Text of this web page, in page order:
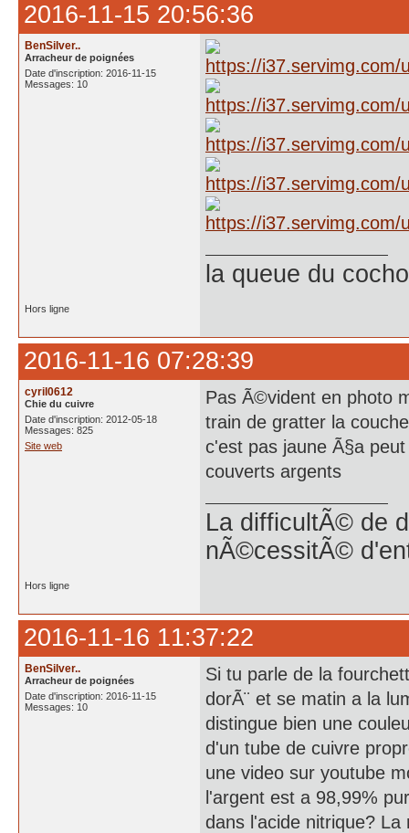
2016-11-15 20:56:36
BenSilver..
Arracheur de poignées
Date d'inscription: 2016-11-15
Messages: 10
la queue du
Hors ligne
2016-11-16 07:28:39
cyril0612
Chie du cuivre
Date d'inscription: 2012-05-18
Messages: 825
Site web
Pas Ã©vident en photo
train de gratter la
c'est pas jaune Ã§a
couverts argents
La difficultÃ© de
nÃ©cessitÃ©
Hors ligne
2016-11-16 11:37:22
BenSilver..
Arracheur de poignées
Date d'inscription: 2016-11-15
Messages: 10
Si tu parle de la
dorÃ¨ et se matin a la
distingue bien une
d'un tube de cuivre
une video sur youtube
l'argent est a 98,99%
dans l'acide nitrique?